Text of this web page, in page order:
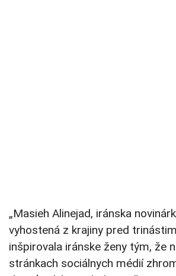
„Masieh Alinejad, iránska
vyhostená z krajiny pred
inšpirovala iránske ženy tým, že
stránkach sociálnych médií